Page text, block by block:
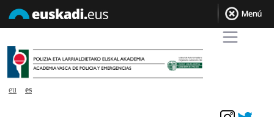
eu
es